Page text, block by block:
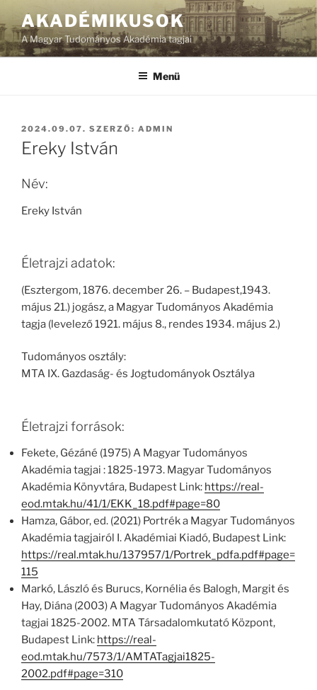
AKADÉMIKUSOK
A Magyar Tudományos Akadémia tagjai
Menü
BEKÜLDVE:
2024.09.07. SZERZŐ: ADMIN
Ereky István
Név:
Ereky István
Életrajzi adatok:
(Esztergom, 1876. december 26. – Budapest,1943.
május 21.) jogász, a Magyar Tudományos Akadémia
tagja (levelező 1921. május 8., rendes 1934. május 2.)
Tudományos osztály:
MTA IX. Gazdaság- és Jogtudományok Osztálya
Életrajzi források:
Fekete, Gézáné (1975) A Magyar Tudományos
Akadémia tagjai : 1825-1973. Magyar Tudományos
Akadémia Könyvtára, Budapest Link: https://real-
eod.mtak.hu/41/1/EKK_18.pdf#page=80
Hamza, Gábor, ed. (2021) Portrék a Magyar Tudományos
Akadémia tagjairól I. Akadémiai Kiadó, Budapest Link:
https://real.mtak.hu/137957/1/Portrek_pdfa.pdf#page=
115
Markó, László és Burucs, Kornélia és Balogh, Margit és
Hay, Diána (2003) A Magyar Tudományos Akadémia
tagjai 1825-2002. MTA Társadalomkutató Központ,
Budapest Link: https://real-
eod.mtak.hu/7573/1/AMTATagjai1825-
2002.pdf#page=310